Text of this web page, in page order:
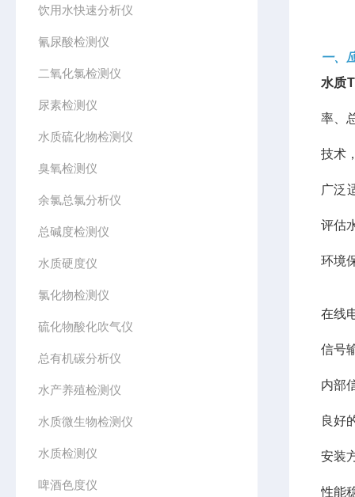
饮用水快速分析仪
氰尿酸检测仪
二氧化氯检测仪
尿素检测仪
水质硫化物检测仪
臭氧检测仪
余氯总氯分析仪
总碱度检测仪
水质硬度仪
氯化物检测仪
硫化物酸化吹气仪
总有机碳分析仪
水产养殖检测仪
水质微生物检测仪
水质检测仪
啤酒色度仪
一、
水质
率、
技术
广泛
评估
环境
在线
信号
内部
良好
安装
性能